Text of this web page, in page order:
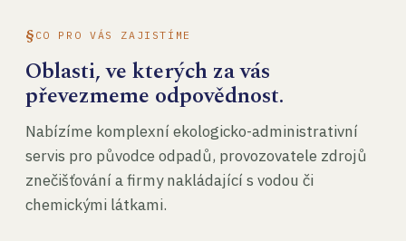
CO PRO VÁS ZAJISTÍME
Oblasti, ve kterých za vás
převezmeme odpovědnost.
Nabízíme komplexní ekologicko-administrativní
servis pro původce odpadů, provozovatele zdrojů
znečišťování a firmy nakládající s vodou či
chemickými látkami.